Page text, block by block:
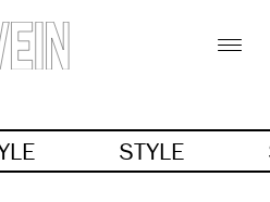
STYLE